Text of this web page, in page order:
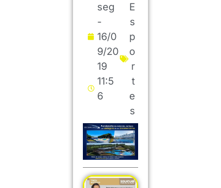
seg
-
16/0
9/20
19
11:5
6
E
s
p
o
r
t
e
s